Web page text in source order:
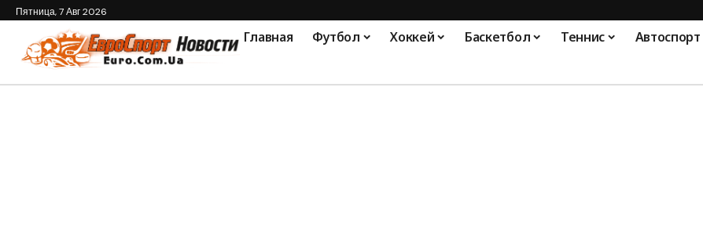
Пятница, 7 Авг 2026
Главная Футбол Хоккей Баскетбол Теннис Автоспорт